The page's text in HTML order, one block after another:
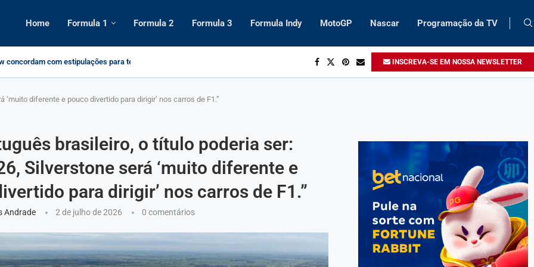
Home Formula 1 Formula 2 Formula 3 Formula Indy MotoGP Nascar Programação da TV
concordam com estipulações para testes
de início, como assistir...
2025 da Fórmula 1: Datas, Circuitos e...
de 2025.em Nurburgring nos revela...
2025: Pilotos e Construtores Atualizada
de São Paulo de Formula...
do campeonato de F1 2025 após...
INSCREVA-SE EM NOSSA NEWSLETTER
diferente e pouco divertido para dirigir’ nos carros de F1.”
brasileiro, o título poderia ser:
Silverstone será ‘muito diferente e
para dirigir’ nos carros de F1.”
Andrade 2 de julho de 2026 0 comentários